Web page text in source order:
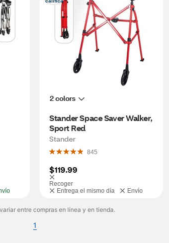
2 colors
Stander Space Saver Walker,
Stander
845
$119.99
Recoger
Entrega el mismo día
Envío
entre compras en línea y en tienda.
1